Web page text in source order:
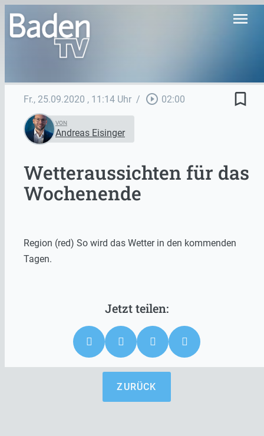
menu
Fr., 25.09.2020 , 11:14 Uhr / play_circle_outline 02:00 bookmark_border
VON
Andreas Eisinger
Wetteraussichten für das
Wochenende
Region (red) So wird das Wetter in den kommenden
Tagen.
ZURÜCK